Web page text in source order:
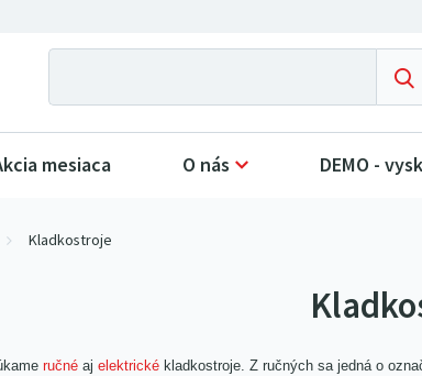
mesiaca O nás DEMO -
Kladkostroje
ručné ajelektrické kladkostroje. Z ručných sa jedná o